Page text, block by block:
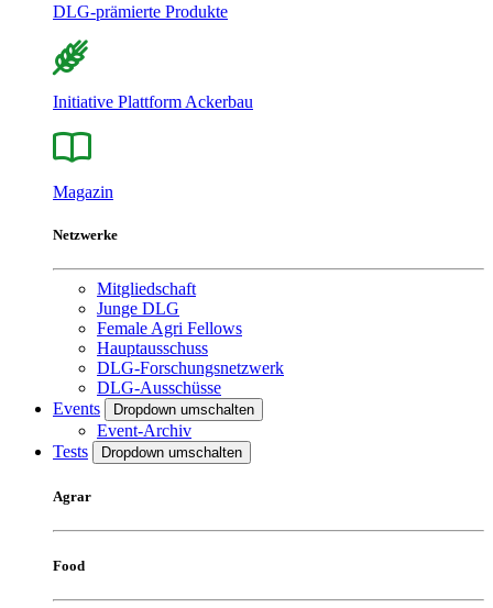
DLG-prämierte Produkte
Initiative Plattform Ackerbau
Magazin
Netzwerke
Mitgliedschaft
Junge DLG
Female Agri Fellows
Hauptausschuss
DLG-Forschungsnetzwerk
DLG-Ausschüsse
Events
Dropdown umschalten
Event-Archiv
Tests
Dropdown umschalten
Agrar
Food